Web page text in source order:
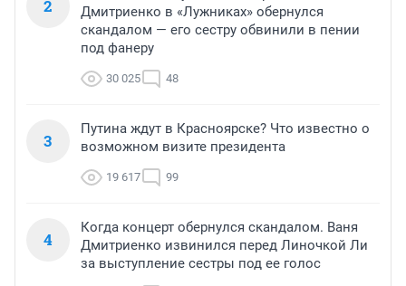
2
Дмитриенко в «Лужниках» обернулся
скандалом — его сестру обвинили в пении
под фанеру
30 025 48
3
Путина ждут в Красноярске? Что известно о
возможном визите президента
19 617 99
4
Когда концерт обернулся скандалом. Ваня
Дмитриенко извинился перед Линочкой Ли
за выступление сестры под ее голос